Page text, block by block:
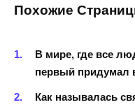
Похожие
В мире, где все
первый придумал
Как называлась